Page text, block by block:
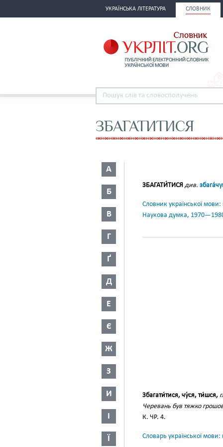
УКРАЇНСЬКА ЛІТЕРАТУРА СЛОВНИК
ЗБАГАТИТИСЯ
А
Б
В
Г
Ґ
Д
Е
Є
Ж
З
И
І
Ї
ЗБАГАТИ́ТИСЯ див.
Словник української
Наукова думка,
Збагати́тися, чу́ся, ти́шся,
Черевань був тяжко
К. ЧР. 4.
Словарь української